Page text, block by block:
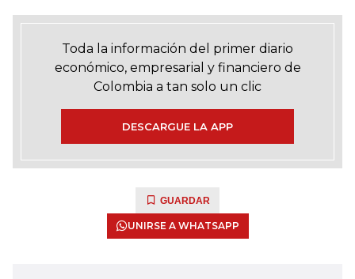
Toda la información del primer diario
económico, empresarial y financiero de
Colombia a tan solo un clic
DESCARGUE LA APP
GUARDAR
UNIRSE A WHATSAPP